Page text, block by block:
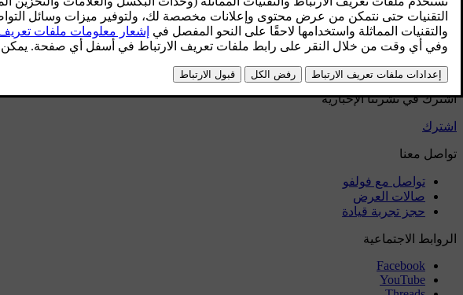
قم بتنزيل التطبيق
الاطلاع على آخر تحديثات البرامج
تنزيل الخرائط